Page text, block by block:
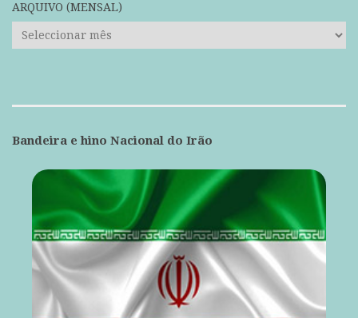
ARQUIVO (MENSAL)
ARQUIVO
(mensal)
Bandeira e hino Nacional do Irão